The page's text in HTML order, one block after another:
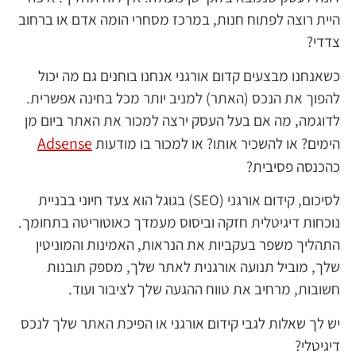
היית רוצה לפתוח חנות, במרכז מסחרי הומה אדם או ברחוב
צדדי?
כשאנחנו מבצעים קדום אורגני אנחנו בוחנים גם מה יכול
להפוך את הנכס (האתר) למניב יותר מכל בחינה אפשרית.
לדוגמה, מה אם בעל העסק ירצה למכור את האתר ביום מן
הימים? או להשכיר אותו? או למכור בו מודעות Adsense
כהכנסה פסיבית?
לסיכום, קידום אורגני (SEO) בגוגל הוא צעד חיוני בבניית
נוכחות דיגיטלית חזקה וביסוס מעמדך כאוטוריטה בתחומך.
התהליך משפר בעקביות את הנראות, האמינות והמוניטין
שלך, מוביל תנועה אורגנית לאתר שלך, מספק תובנות
חשובות, מרחיב את טווח ההגעה שלך לציבור ועוד.
יש לך שאלות לגבי קידום אורגני או הפיכת האתר שלך לנכס
דיגיטלי?